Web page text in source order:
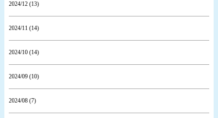
2024/12 (13)
2024/11 (14)
2024/10 (14)
2024/09 (10)
2024/08 (7)